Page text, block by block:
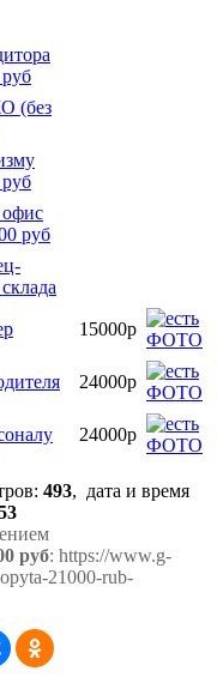
(без
руб
15000р
24000р
24000р
: 493, дата и время
руб: https://www.g-
21000-rub-